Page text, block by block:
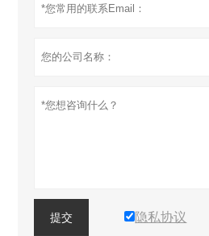
提交 隐私协议